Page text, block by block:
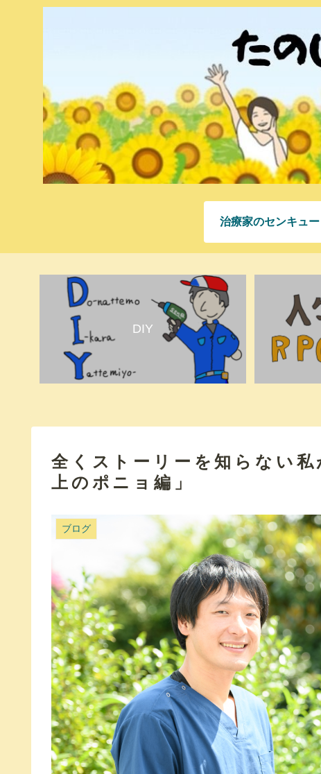
治療家のセンキュー
DIY
全くストーリーを知らない
上のポニョ編」
ブログ